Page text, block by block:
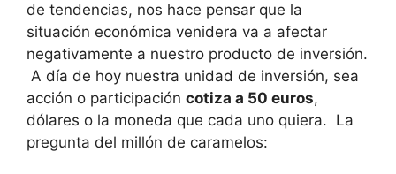
de tendencias, nos hace pensar que la
situación económica venidera va a afectar
negativamente a nuestro producto de inversión.
A día de hoy nuestra unidad de inversión, sea
acción o participación cotiza a 50 euros,
dólares o la moneda que cada uno quiera. La
pregunta del millón de caramelos: